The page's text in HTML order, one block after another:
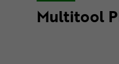
Multitool